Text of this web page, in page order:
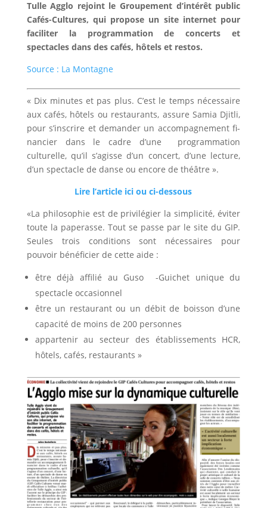
Tulle Agglo rejoint le Groupement d’intérêt public
Cafés-Cultures, qui propose un site internet pour
faciliter la programmation de concerts et
spectacles dans des cafés, hôtels et restos.
Source : La Montagne
« Dix minutes et pas plus. C’est le temps nécessai­re
aux cafés, hôtels ou restaurants, assure Samia Djitli,
pour s’inscrire et de­mander un accompagnement fi­
nancier dans le cadre d’une programmation
culturelle, qu’il s’agisse d’un concert, d’une lec­ture,
d’un spectacle de danse ou encore de théâtre ».
Lire l’article ici ou ci-dessous
«La philosophie est de privilé­gier la simplicité, éviter
toute la paperasse. Tout se passe par le site du GIP.
Seules trois condi­tions sont nécessaires pour
pouvoir bénéficier de cette aide :
être déjà affilié au Guso ­ -Guichet unique du
spectacle occasionnel
être un restaurant ou un débit de boisson d’une
capacité de moins de 200 personnes
appartenir au secteur des établissements HCR,
hôtels, cafés, restau­rants »